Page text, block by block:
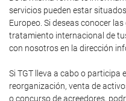
servicios pueden estar
Europeo. Si deseas conocer
tratamiento internacional de
con nosotros en la dirección
Si TGT lleva a cabo o participa
reorganización, venta de
o concurso de acreedores,